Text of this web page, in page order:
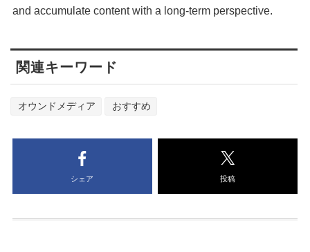
and accumulate content with a long-term perspective.
関連キーワード
オウンドメディア おすすめ
シェア 投稿